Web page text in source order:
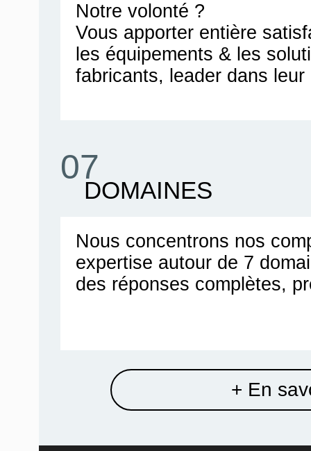
07
DOMAINES
Notre volonté ?
Vous apporter entière
les équipements & les
fabricants, leader dans leur
Nous concentrons nos
expertise autour de 7
des réponses complètes,
+ En